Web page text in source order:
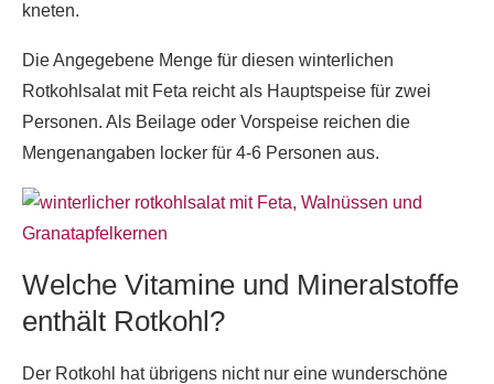
kneten.
Die Angegebene Menge für diesen winterlichen
Rotkohlsalat mit Feta reicht als Hauptspeise für zwei
Personen. Als Beilage oder Vorspeise reichen die
Mengenangaben locker für 4-6 Personen aus.
Welche Vitamine und Mineralstoffe
enthält Rotkohl?
Der Rotkohl hat übrigens nicht nur eine wunderschöne